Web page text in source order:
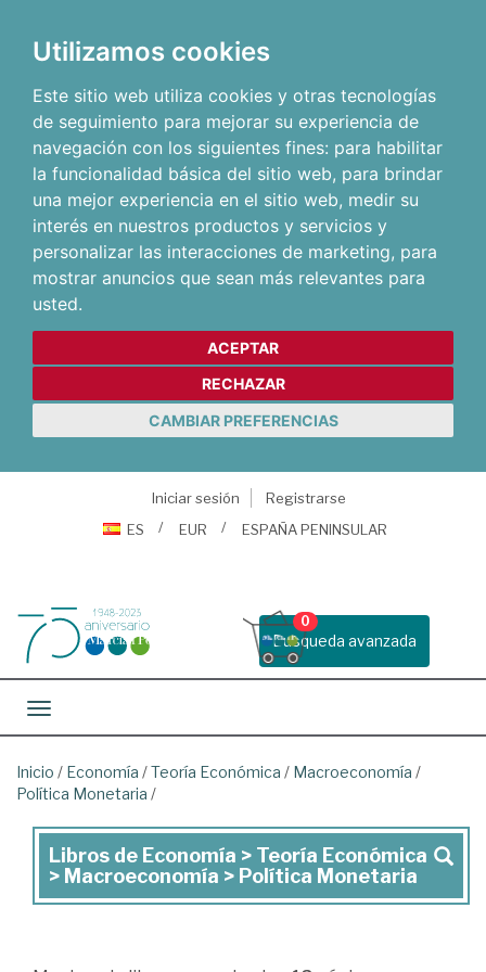
Utilizamos cookies
Este sitio web utiliza cookies y otras tecnologías
de seguimiento para mejorar su experiencia de
navegación con los siguientes fines: para habilitar
la funcionalidad básica del sitio web, para brindar
una mejor experiencia en el sitio web, medir su
interés en nuestros productos y servicios y
personalizar las interacciones de marketing, para
mostrar anuncios que sean más relevantes para
usted.
ACEPTAR
RECHAZAR
CAMBIAR PREFERENCIAS
Iniciar sesión
Registrarse
ES
EUR ESPAÑA PENINSULAR
Busqueda avanzada
0
Toggle navigation
Inicio / Economía /Teoría Económica / Macroeconomía /
Política Monetaria /
Libros
de
>
Libros de Economía > Teoría Económica
> Macroeconomía > Política Monetaria